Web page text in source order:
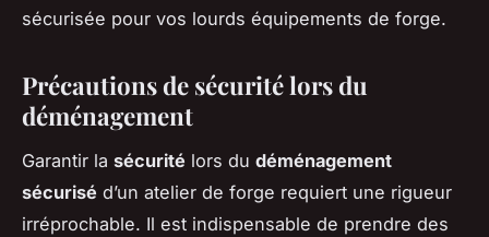
sécurisée pour vos lourds équipements de forge.
Précautions de sécurité lors du
déménagement
Garantir la sécurité lors du déménagement
sécurisé d’un atelier de forge requiert une rigueur
irréprochable. Il est indispensable de prendre des